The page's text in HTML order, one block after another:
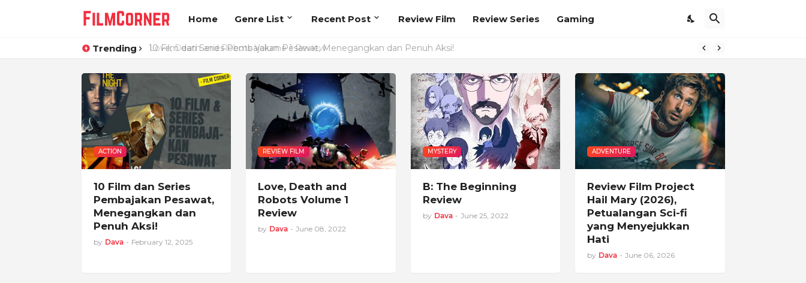
Home Genre List Recent Post Review Film Review Series Gaming
Trending Love, Death and Robots Volume 1 Review
ACTION
10 Film dan Series
Pembajakan Pesawat,
Menegangkan dan
Penuh Aksi!
by Dava - February 12, 2025
REVIEW FILM
Love, Death and
Robots Volume 1
Review
by Dava - June 08, 2022
MYSTERY
B: The Beginning
Review
by Dava - June 25, 2022
ADVENTURE
Review Film Project
Hail Mary (2026),
Petualangan Sci-fi
yang Menyejukkan
Hati
by Dava - June 06, 2026